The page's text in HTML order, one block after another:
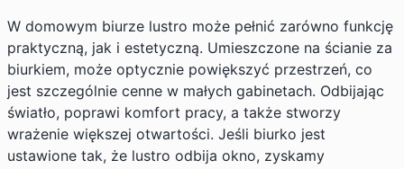
W domowym biurze lustro może pełnić zarówno funkcję
praktyczną, jak i estetyczną. Umieszczone na ścianie za
biurkiem, może optycznie powiększyć przestrzeń, co
jest szczególnie cenne w małych gabinetach. Odbijając
światło, poprawi komfort pracy, a także stworzy
wrażenie większej otwartości. Jeśli biurko jest
ustawione tak, że lustro odbija okno, zyskamy